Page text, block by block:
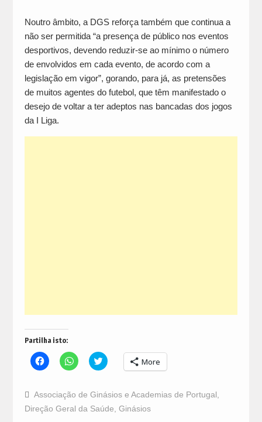
Noutro âmbito, a DGS reforça também que continua a
não ser permitida “a presença de público nos eventos
desportivos, devendo reduzir-se ao mínimo o número
de envolvidos em cada evento, de acordo com a
legislação em vigor”, gorando, para já, as pretensões
de muitos agentes do futebol, que têm manifestado o
desejo de voltar a ter adeptos nas bancadas dos jogos
da I Liga.
Partilha isto:
Click
to
Facebook
(Opens
in
new
Click
to
WhatsApp
(Opens
in
new
Click
to
Twitter
(Opens
in
new
More
Associação de Ginásios e Academias de Portugal,
Direção Geral da Saúde, Ginásios